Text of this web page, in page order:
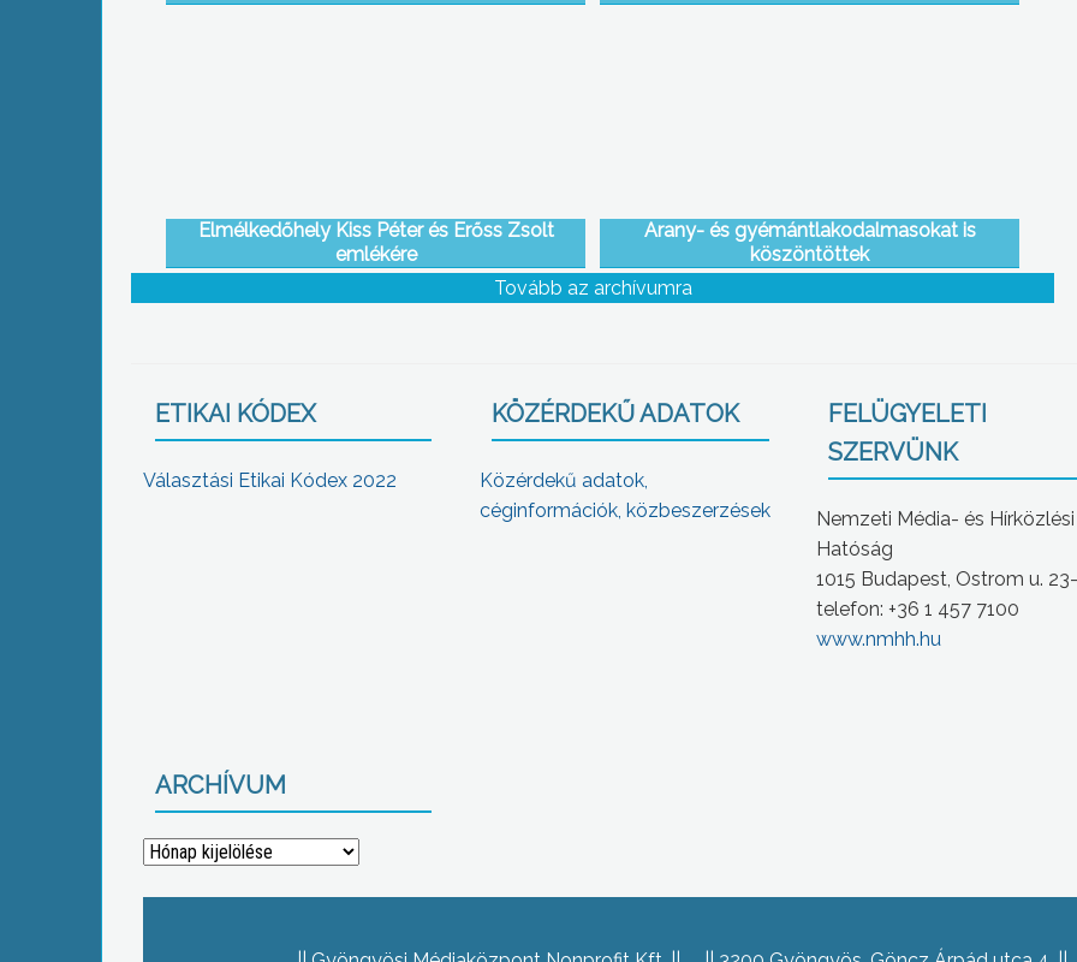
Elmélkedőhely Kiss Péter és Erőss Zsolt
emlékére
Arany- és gyémántlakodalmasokat is
köszöntöttek
Tovább az archívumra
ETIKAI KÓDEX
Választási Etikai Kódex 2022
KÖZÉRDEKŰ ADATOK
Közérdekű adatok,
céginformációk, közbeszerzések
FELÜGYELETI
SZERVÜNK
Nemzeti Média- és Hírközlési
Hatóság
1015 Budapest, Ostrom u.
telefon: +36 1 457 7100
www.nmhh.hu
ARCHÍVUM
Archívum